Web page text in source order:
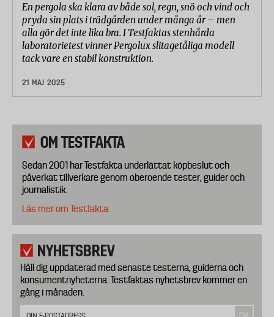
En pergola ska klara av både sol, regn, snö och vind och
pryda sin plats i trädgården under många år – men
alla gör det inte lika bra. I Testfaktas stenhårda
laboratorietest vinner Pergolux slitagetåliga modell
tack vare en stabil konstruktion.
21 MAJ 2025
OM TESTFAKTA
Sedan 2001 har Testfakta underlättat köpbeslut och
påverkat tillverkare genom oberoende tester, guider och
journalistik.
Läs mer om Testfakta.
NYHETSBREV
Håll dig uppdaterad med senaste testerna, guiderna och
konsumentnyheterna. Testfaktas nyhetsbrev kommer en
gång i månaden.